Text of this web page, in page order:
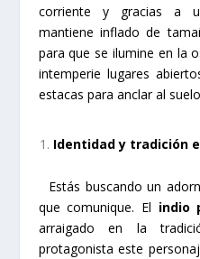
corriente y gracias a
mantiene inflado de
para que se ilumine en la
intemperie lugares
estacas para anclar al
Identidad y tradición
Estás buscando un
que comunique. El indio
arraigado en la
protagonista este